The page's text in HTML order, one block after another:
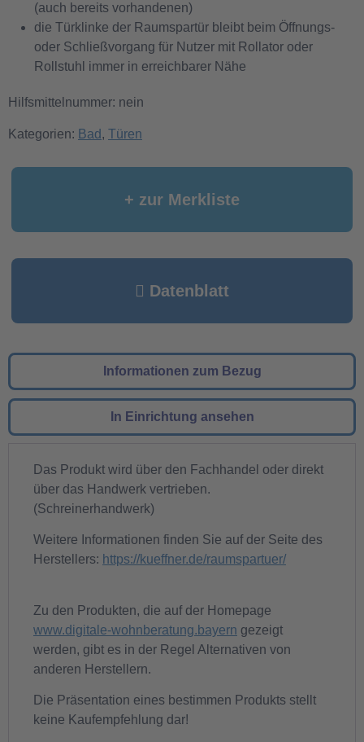
(auch bereits vorhandenen)
die Türklinke der Raumspartür bleibt beim Öffnungs-
oder Schließvorgang für Nutzer mit Rollator oder
Rollstuhl immer in erreichbarer Nähe
Hilfsmittelnummer: nein
Kategorien: Bad , Türen
+ zur Merkliste
Datenblatt
Informationen zum Bezug
In Einrichtung ansehen
Das Produkt wird über den Fachhandel oder direkt
über das Handwerk vertrieben.
(Schreinerhandwerk)
Weitere Informationen finden Sie auf der Seite des
Herstellers: https://kueffner.de/raumspartuer/
Zu den Produkten, die auf der Homepage
www.digitale-wohnberatung.bayern gezeigt
werden, gibt es in der Regel Alternativen von
anderen Herstellern.
Die Präsentation eines bestimmen Produkts stellt
keine Kaufempfehlung dar!